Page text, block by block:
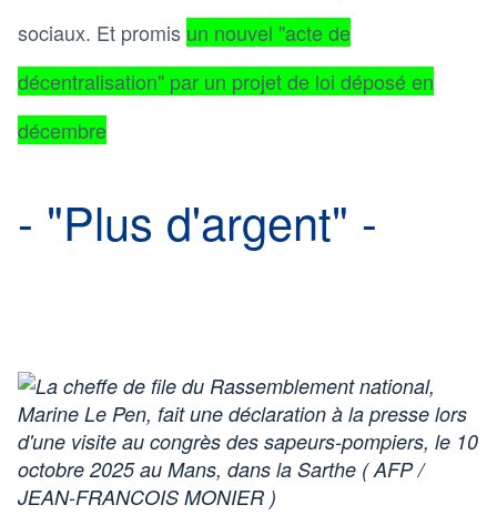
sociaux. Et promis un nouvel "acte de
décentralisation" par un projet de loi déposé en
décembre
- "Plus d'argent" -